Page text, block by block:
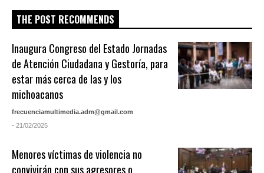
THE POST RECOMMENDS
Inaugura Congreso del Estado Jornadas
de Atención Ciudadana y Gestoría, para
estar más cerca de las y los
michoacanos
frecuenciamultimedia.adm@gmail.com
- 21/02/2025
Menores víctimas de violencia no
convivirán con sus agresores o